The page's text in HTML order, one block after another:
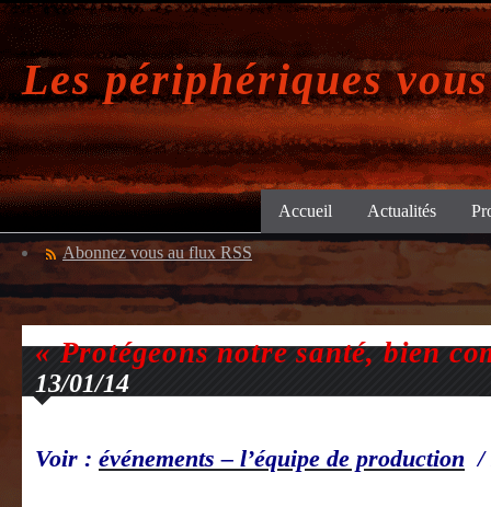
Les périphériques
Accueil Actualités
Abonnez vous au flux RSS
« Protégeons notre santé, bien
13/01/14
Voir : événements – l’équipe de production /